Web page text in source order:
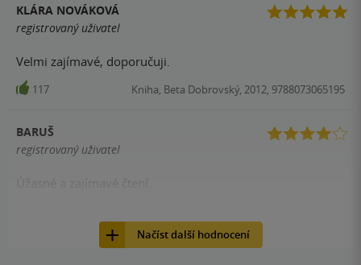
KLÁRA NOVÁKOVÁ
registrovaný uživatel
Velmi zajímavé, doporučuji.
117 Kniha, Beta Dobrovský, 2012, 9788073065195
BARUŠ
registrovaný uživatel
Načíst další hodnocení